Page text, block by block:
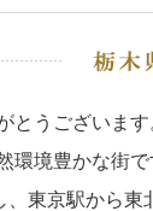
うございます
境豊かな街で
東京駅から